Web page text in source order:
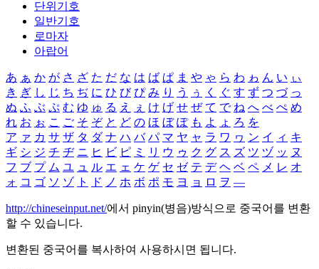
단위기호
일반기호
로마자
아랍어
あ ぁ か が さ ざ た だ な は ば ぱ ま や ゃ ら わ ゎ ん い ぃ
き ぎ し じ ち ぢ に ひ び ぴ み り う ぅ く ぐ す ず つ づ っ
ぬ ふ ぶ ぷ む ゆ ゅ る え ぇ け げ せ ぜ て で ね へ べ ぺ め
れ お ぉ こ ご そ ぞ と ど の ほ ぼ ぽ も よ ょ ろ を
ア ァ カ サ ザ タ ダ ナ ハ バ パ マ ヤ ャ ラ ワ ヮ ン イ ィ キ
ギ シ ジ チ ヂ ニ ヒ ビ ピ ミ リ ウ ゥ ク グ ス ズ ツ ヅ ッ ヌ
フ ブ プ ム ユ ュ ル エ ェ ケ ゲ セ ゼ テ デ ヘ ベ ペ メ レ オ
ォ コ ゴ ソ ゾ ト ド ノ ホ ボ ポ モ ヨ ョ ロ ヲ ―
http://chineseinput.net/에서 pinyin(병음)방식으로 중국어를 변환
할 수 있습니다.
변환된 중국어를 복사하여 사용하시면 됩니다.